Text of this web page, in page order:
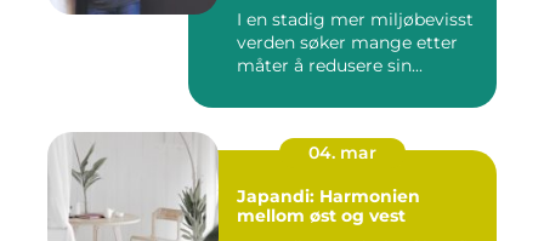
I en stadig mer miljøbevisst
verden søker mange etter
måter å redusere sin...
04. mar
Japandi: Harmonien
mellom øst og vest